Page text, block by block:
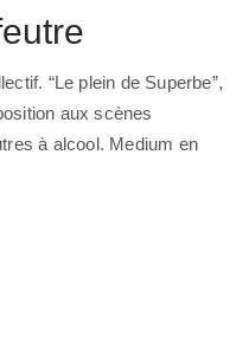
“Le plein de Superbe”,
aux scènes
à alcool. Medium en